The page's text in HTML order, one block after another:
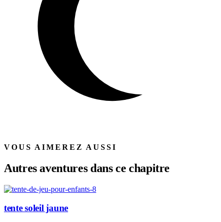
VOUS AIMEREZ AUSSI
Autres aventures dans ce chapitre
tente soleil jaune